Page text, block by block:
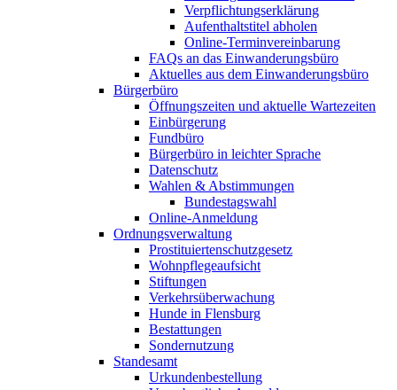
Verpflichtungserklärung
Aufenthaltstitel abholen
Online-Terminvereinbarung
FAQs an das Einwanderungsbüro
Aktuelles aus dem Einwanderungsbüro
Bürgerbüro
Öffnungszeiten und aktuelle Wartezeiten
Einbürgerung
Fundbüro
Bürgerbüro in leichter Sprache
Datenschutz
Wahlen & Abstimmungen
Bundestagswahl
Online-Anmeldung
Ordnungsverwaltung
Prostituiertenschutzgesetz
Wohnpflegeaufsicht
Stiftungen
Verkehrsüberwachung
Hunde in Flensburg
Bestattungen
Sondernutzung
Standesamt
Urkundenbestellung